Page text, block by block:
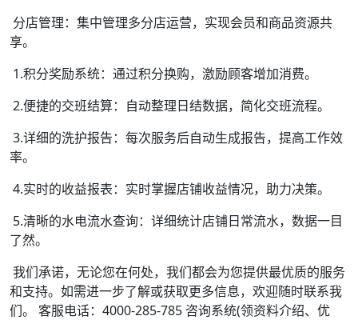
分店管理：集中管理多分店运营，实现会员和商品资源共
享。
1.积分奖励系统：通过积分换购，激励顾客增加消费。
2.便捷的交班结算：自动整理日结数据，简化交班流程。
3.详细的洗护报告：每次服务后自动生成报告，提高工作效
率。
4.实时的收益报表：实时掌握店铺收益情况，助力决策。
5.清晰的水电流水查询：详细统计店铺日常流水，数据一目
了然。
我们承诺，无论您在何处，我们都会为您提供最优质的服务
和支持。如需进一步了解或获取更多信息，欢迎随时联系我
们。 客服电话：4000-285-785 咨询系统(领资料介绍、优